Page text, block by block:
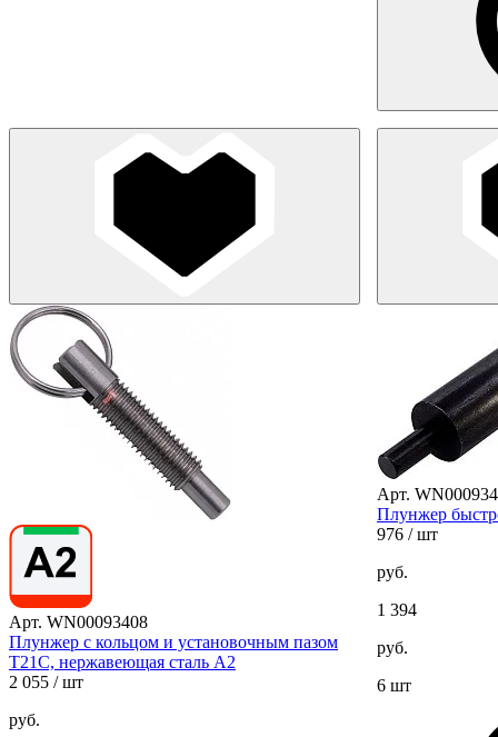
Арт. WN00093408
Плунжер с кольцом и установочным пазом
T21C, нержавеющая сталь А2
2 055 / шт
руб.
Арт.
Плунжер
976 / шт
руб.
1 394
руб.
6 шт